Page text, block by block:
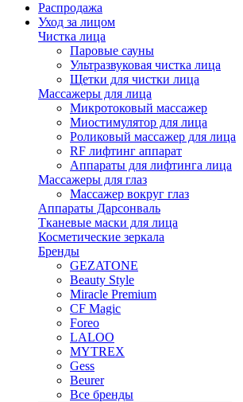
Распродажа
Уход за лицом
Чистка лица
Паровые сауны
Ультразвуковая чистка лица
Щетки для чистки лица
Массажеры для лица
Микротоковый массажер
Миостимулятор для лица
Роликовый массажер для лица
RF лифтинг аппарат
Аппараты для лифтинга лица
Массажеры для глаз
Массажер вокруг глаз
Аппараты Дарсонваль
Тканевые маски для лица
Косметические зеркала
Бренды
GEZATONE
Beauty Style
Miracle Premium
CF Magic
Foreo
LALOO
MYTREX
Gess
Beurer
Все бренды